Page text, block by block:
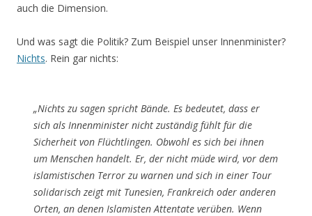
auch die Dimension.
Und was sagt die Politik? Zum Beispiel unser Innenminister?
Nichts. Rein gar nichts:
„Nichts zu sagen spricht Bände. Es bedeutet, dass er
sich als Innenminister nicht zuständig fühlt für die
Sicherheit von Flüchtlingen. Obwohl es sich bei ihnen
um Menschen handelt. Er, der nicht müde wird, vor dem
islamistischen Terror zu warnen und sich in einer Tour
solidarisch zeigt mit Tunesien, Frankreich oder anderen
Orten, an denen Islamisten Attentate verüben. Wenn